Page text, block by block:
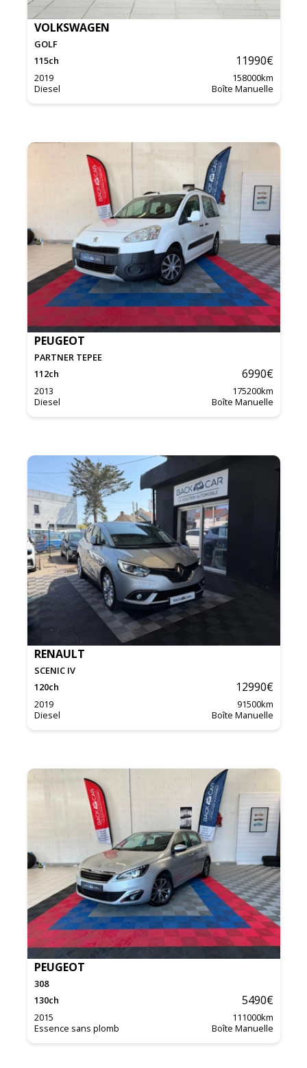
VOLKSWAGEN
GOLF
115ch 11990€
2019 158000km
Diesel
Boîte Manuelle
PEUGEOT
PARTNER TEPEE
112ch 6990€
2013 175200km
Diesel
Boîte Manuelle
RENAULT
SCENIC IV
120ch 12990€
2019 91500km
Diesel
Boîte Manuelle
PEUGEOT
308
130ch 5490€
2015 111000km
Essence sans plomb
Boîte Manuelle